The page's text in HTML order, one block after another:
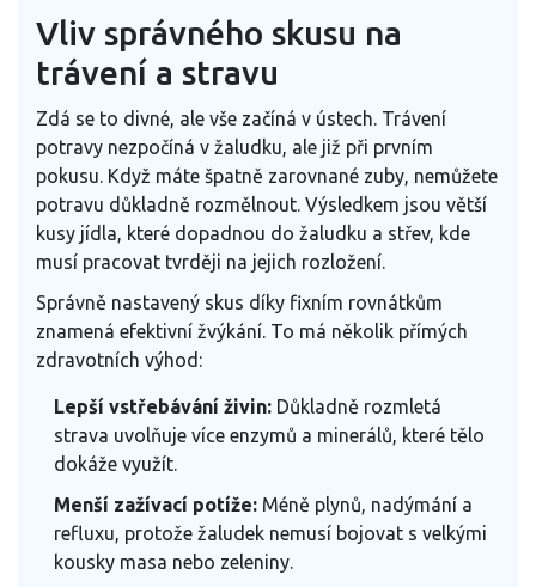
Vliv správného skusu na
trávení a stravu
Zdá se to divné, ale vše začíná v ústech. Trávení
potravy nezpočíná v žaludku, ale již při prvním
pokusu. Když máte špatně zarovnané zuby, nemůžete
potravu důkladně rozmělnout. Výsledkem jsou větší
kusy jídla, které dopadnou do žaludku a střev, kde
musí pracovat tvrději na jejich rozložení.
Správně nastavený skus díky fixním rovnátkům
znamená efektivní žvýkání. To má několik přímých
zdravotních výhod:
Lepší vstřebávání živin: Důkladně rozmletá
strava uvolňuje více enzymů a minerálů, které tělo
dokáže využít.
Menší zažívací potíže: Méně plynů, nadýmání a
refluxu, protože žaludek nemusí bojovat s velkými
kousky masa nebo zeleniny.